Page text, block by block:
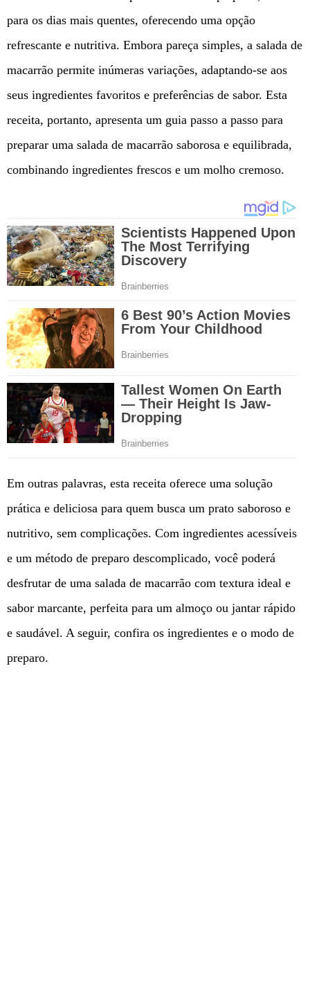
para os dias mais quentes, oferecendo uma opção
refrescante e nutritiva. Embora pareça simples, a salada de
macarrão permite inúmeras variações, adaptando-se aos
seus ingredientes favoritos e preferências de sabor. Esta
receita, portanto, apresenta um guia passo a passo para
preparar uma salada de macarrão saborosa e equilibrada,
combinando ingredientes frescos e um molho cremoso.
Em outras palavras, esta receita oferece uma solução
prática e deliciosa para quem busca um prato saboroso e
nutritivo, sem complicações. Com ingredientes acessíveis
e um método de preparo descomplicado, você poderá
desfrutar de uma salada de macarrão com textura ideal e
sabor marcante, perfeita para um almoço ou jantar rápido
e saudável. A seguir, confira os ingredientes e o modo de
preparo.